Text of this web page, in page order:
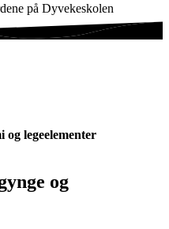
på Dyvekeskolen
legeelementer
og